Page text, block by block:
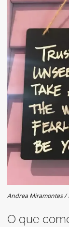
Andrea Miramontes /
O que